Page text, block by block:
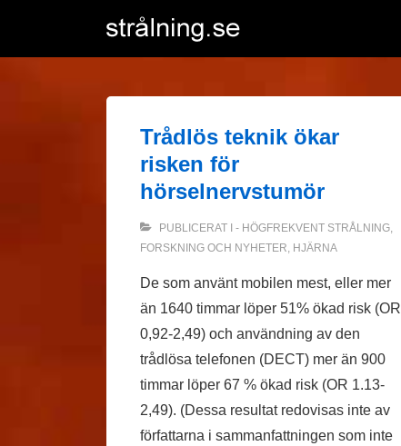
till
Trådlös teknik ökar
risken för
hörselnervstumör
PUBLICERAT I - HÖGFREKVENT STRÅLNING,
FORSKNING OCH NYHETER HJÄRNA
De som använt mobilen mest, eller mer
än 1640 timmar löper 51% ökad risk (OR
0,92-2,49) och användning av den
trådlösa telefonen (DECT) mer än 900
timmar löper 67 % ökad risk (OR 1.13-
2,49). (Dessa resultat redovisas inte av
författarna i sammanfattningen som inte